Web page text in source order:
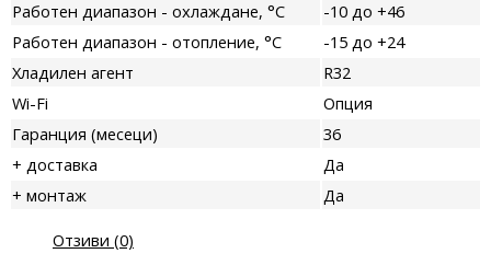
Работен диапазон - охлаждане, °C
-10 до +46
Работен диапазон - отопление, °C
-15 до +24
Хладилен агент
R32
Wi-Fi
Опция
Гаранция (месеци)
36
+ доставка
Да
+ монтаж
Да
Отзиви (0)